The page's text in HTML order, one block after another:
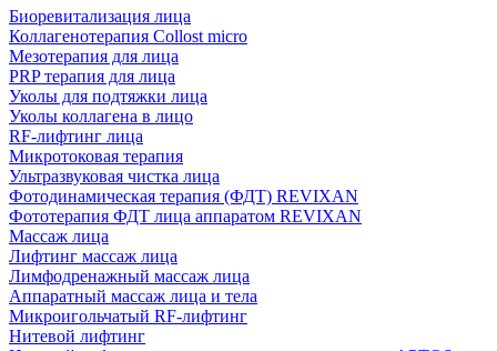
Биоревитализация лица
Коллагенотерапия Collost micro
Мезотерапия для лица
PRP терапия для лица
Уколы для подтяжки лица
Уколы коллагена в лицо
RF-лифтинг лица
Микротоковая терапия
Ультразвуковая чистка лица
Фотодинамическая терапия (ФДТ) REVIXAN
Фототерапия ФДТ лица аппаратом REVIXAN
Массаж лица
Лифтинг массаж лица
Лимфодренажный массаж лица
Аппаратный массаж лица и тела
Микроигольчатый RF-лифтинг
Нитевой лифтинг